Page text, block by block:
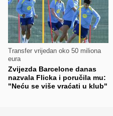
Transfer vrijedan oko 50 miliona
eura
Zvijezda Barcelone danas
nazvala Flicka i poručila mu:
"Neću se više vraćati u klub"